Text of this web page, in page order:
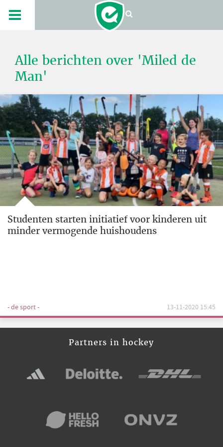
Alle berichten over 'Miled de
Man'
Studenten starten initiatief voor kinderen uit
minder vermogende huishoudens
- de sport - 13-11-2020 15:45
Partners in hockey